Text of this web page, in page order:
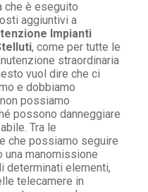
che è eseguito
aggiuntivi a
Impianti
, come per tutte le
straordinaria
vuol dire che ci
e dobbiamo
possiamo
possono danneggiare
Tra le
che possiamo seguire
una manomissione
determinati elementi,
telecamere in